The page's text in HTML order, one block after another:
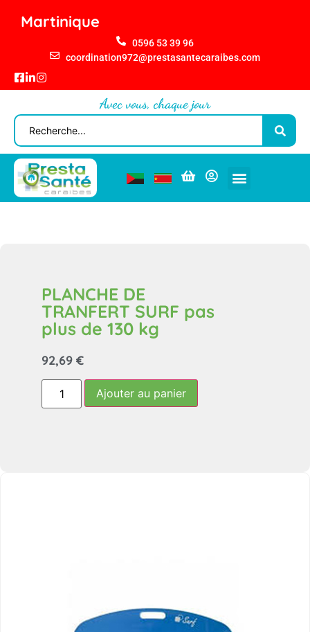
Martinique
0596 53 39 96
coordination972@prestasantecaraibes.com
Avec vous, chaque jour
PLANCHE DE
TRANFERT SURF pas
plus de 130 kg
92,69 €
Ajouter au panier